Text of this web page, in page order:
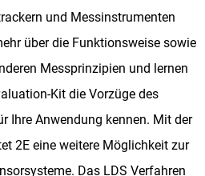
und Messinstrumenten
über die Funktionsweise sowie
Messprinzipien und lernen
Kit die Vorzüge des
Ihre Anwendung kennen. Mit der
2E eine weitere Möglichkeit zur
Das LDS Verfahren